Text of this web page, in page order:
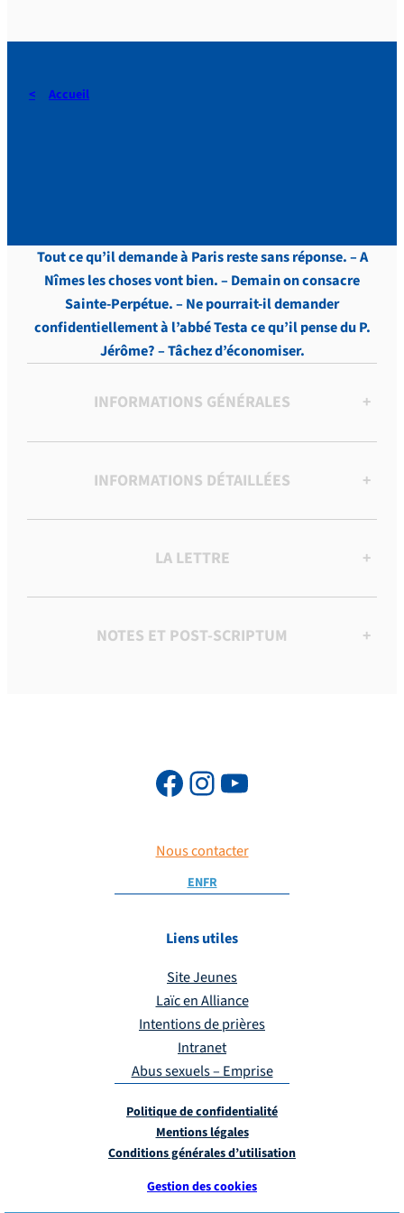
Accueil
Tout ce qu’il demande à Paris reste sans réponse. – A
Nîmes les choses vont bien. – Demain on consacre
Sainte-Perpétue. – Ne pourrait-il demander
confidentiellement à l’abbé Testa ce qu’il pense du P.
Jérôme? – Tâchez d’économiser.
INFORMATIONS GÉNÉRALES +
INFORMATIONS DÉTAILLÉES +
LA LETTRE +
NOTES ET POST-SCRIPTUM +
Nous contacter
ENFR
Liens utiles
Site Jeunes
Laïc en Alliance
Intentions de prières
Intranet
Abus sexuels – Emprise
Politique de confidentialité
Mentions légales
Conditions générales d’utilisation
Gestion des cookies